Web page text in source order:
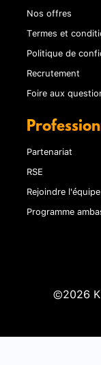
Nos offres
Termes et
Politique de
Recrutement
Foire aux
Partenariat
RSE
Rejoindre
Programme
©2026